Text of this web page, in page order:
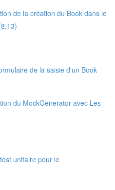
de la création du Book dans le
de la saisie d'un Book
du MockGenerator avec Les
unitaire pour le